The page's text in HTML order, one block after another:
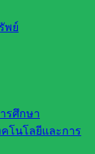
พย์
รศึกษา
โนโลยีและการ
วยความยินดียิ่ง